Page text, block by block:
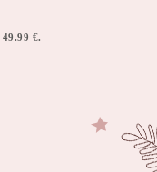
49.99 €.